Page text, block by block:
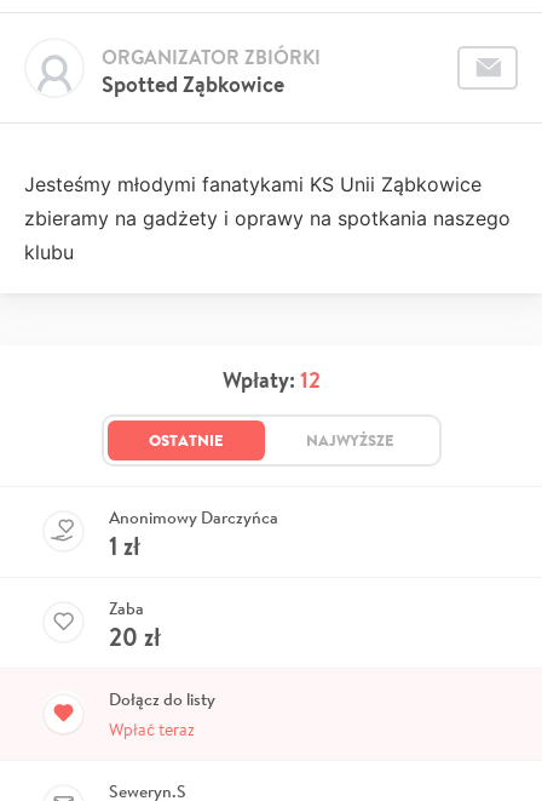
Spotted Ząbkowice
ORGANIZATOR ZBIÓRKI
Jesteśmy młodymi fanatykami KS Unii Ząbkowice
zbieramy na gadżety i oprawy na spotkania naszego
klubu
Wpłaty: 12
OSTATNIE NAJWYŻSZE
Anonimowy Darczyńca
1 zł
Zaba
20 zł
Dołącz do listy
Wpłać teraz
Seweryn.S